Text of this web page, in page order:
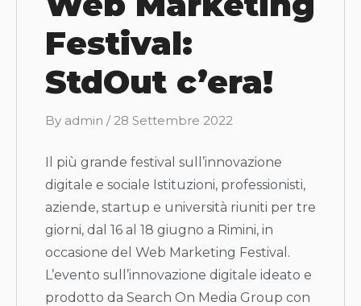
Festival:
StdOut c’era!
B
By admin / 28 Settembre 2022
Il più grande festival sull’innovazione
digitale e sociale Istituzioni, professionisti,
aziende, startup e università riuniti per tre
giorni, dal 16 al 18 giugno a Rimini, in
occasione del Web Marketing Festival.
L’evento sull’innovazione digitale ideato e
prodotto da Search On Media Group con